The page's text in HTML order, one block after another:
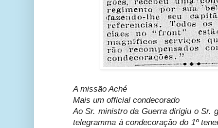
A missão Aché
Mais um official condecorado
Ao Sr. ministro da Guerra dirigiu o Sr.
telegramma á condecoração do 1º